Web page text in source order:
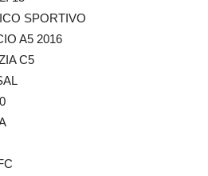
SPORTIVO
A5 2016
C5